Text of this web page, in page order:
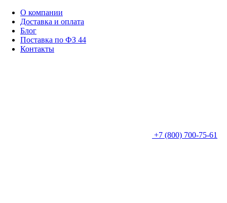
О компании
Доставка и оплата
Блог
Поставка по ФЗ 44
Контакты
+7 (800) 700-75-61